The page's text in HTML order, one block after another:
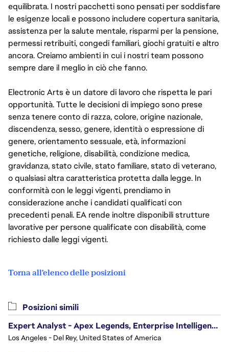
equilibrata. I nostri pacchetti sono pensati per soddisfare
le esigenze locali e possono includere copertura sanitaria,
assistenza per la salute mentale, risparmi per la pensione,
permessi retribuiti, congedi familiari, giochi gratuiti e altro
ancora. Creiamo ambienti in cui i nostri team possono
sempre dare il meglio in ciò che fanno.
Electronic Arts è un datore di lavoro che rispetta le pari
opportunità. Tutte le decisioni di impiego sono prese
senza tenere conto di razza, colore, origine nazionale,
discendenza, sesso, genere, identità o espressione di
genere, orientamento sessuale, età, informazioni
genetiche, religione, disabilità, condizione medica,
gravidanza, stato civile, stato familiare, stato di veterano,
o qualsiasi altra caratteristica protetta dalla legge. In
conformità con le leggi vigenti, prendiamo in
considerazione anche i candidati qualificati con
precedenti penali. EA rende inoltre disponibili strutture
lavorative per persone qualificate con disabilità, come
richiesto dalle leggi vigenti.
Torna all'elenco delle posizioni
Posizioni simili
Expert Analyst - Apex Legends, Enterprise Intelligence (EI)
Los Angeles - Del Rey, United States of America